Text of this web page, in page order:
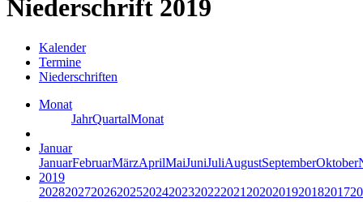
Niederschrift 2019
Kalender
Termine
Niederschriften
Monat
JahrQuartalMonat
Januar
JanuarFebruarMärzAprilMaiJuniJuliAugustSeptemberOktober
2019
20282027202620252024202320222021 2020201920182017